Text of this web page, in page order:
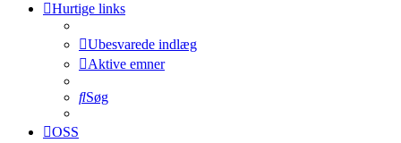
Hurtige links
Ubesvarede indlæg
Aktive emner
Søg
OSS